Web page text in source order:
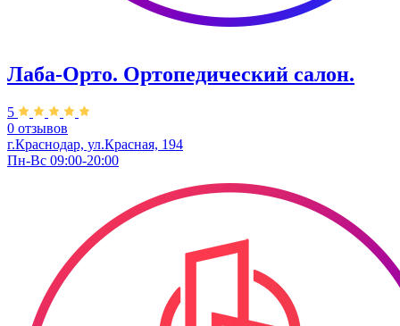
Лаба-Орто. ​Ортопедический салон.
5
0 отзывов
г.Краснодар,​ ул.Красная, 194
Пн-Вс 09:00-20:00